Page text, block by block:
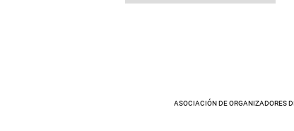
ASOCIACIÓN DE ORGANIZADORES